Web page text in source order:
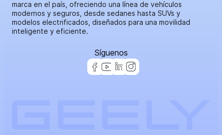
marca en el país, ofreciendo una línea de vehículos
modernos y seguros, desde sedanes hasta SUVs y
modelos electrificados, diseñados para una movilidad
inteligente y eficiente.
Síguenos